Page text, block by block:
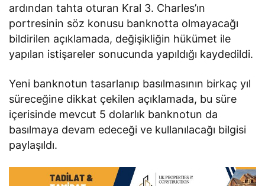
ardından tahta oturan Kral 3. Charles’ın
portresinin söz konusu banknotta olmayacağı
bildirilen açıklamada, değişikliğin hükümet ile
yapılan istişareler sonucunda yapıldığı kaydedildi.
Yeni banknotun tasarlanıp basılmasının birkaç yıl
süreceğine dikkat çekilen açıklamada, bu süre
içerisinde mevcut 5 dolarlık banknotun da
basılmaya devam edeceği ve kullanılacağı bilgisi
paylaşıldı.